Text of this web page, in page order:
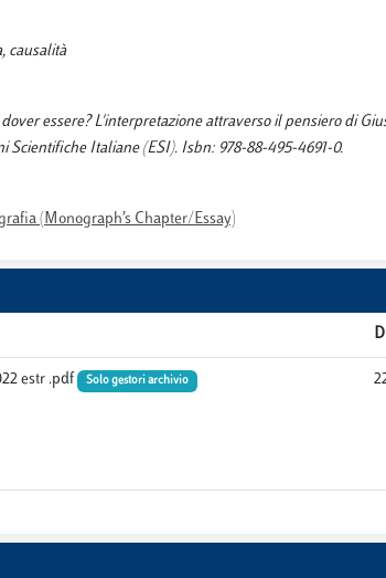
causalità
essere? L'interpretazione attraverso il pensiero di
Scientifiche Italiane (ESI). Isbn: 978-88-495-4691-0.
(Monograph’s Chapter/Essay)
estr .pdf Solo gestori archivio